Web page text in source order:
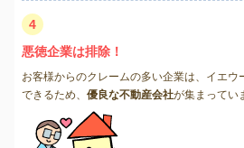
4
悪徳企業は排除！
お客様からのクレームの多い企業は、イエ
できるため、 優良な不動産会社が集まってい